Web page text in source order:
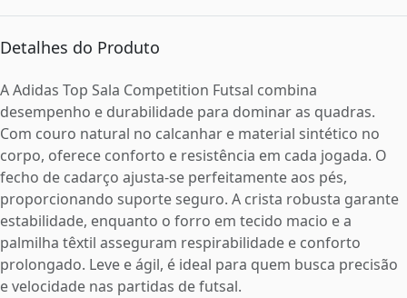
Detalhes do Produto
A Adidas Top Sala Competition Futsal combina
desempenho e durabilidade para dominar as quadras.
Com couro natural no calcanhar e material sintético no
corpo, oferece conforto e resistência em cada jogada. O
fecho de cadarço ajusta-se perfeitamente aos pés,
proporcionando suporte seguro. A crista robusta garante
estabilidade, enquanto o forro em tecido macio e a
palmilha têxtil asseguram respirabilidade e conforto
prolongado. Leve e ágil, é ideal para quem busca precisão
e velocidade nas partidas de futsal.